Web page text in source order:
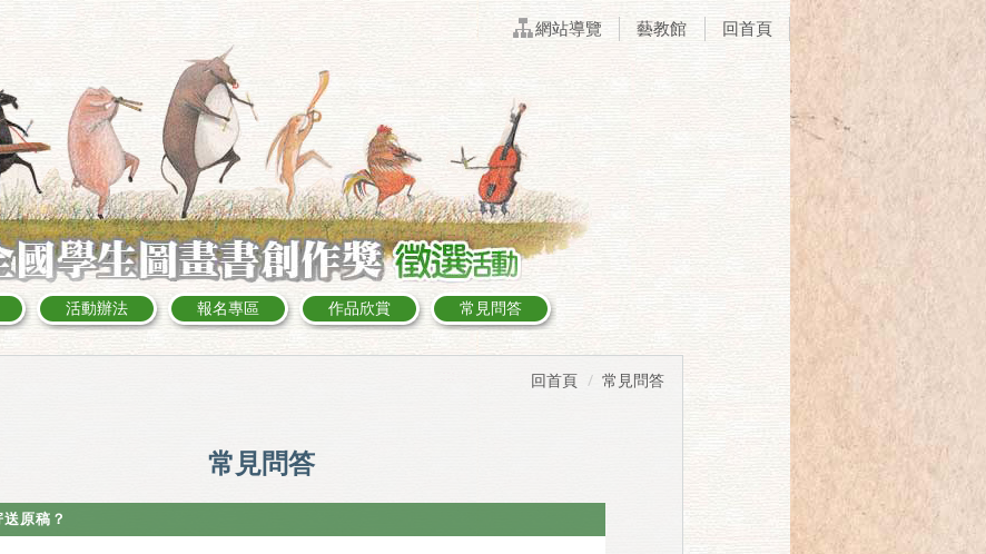
網站導覽 藝教館 回首頁
活動辦法 報名專區 作品欣賞 常見問答
回首頁 常見問答
常見問答
原稿？